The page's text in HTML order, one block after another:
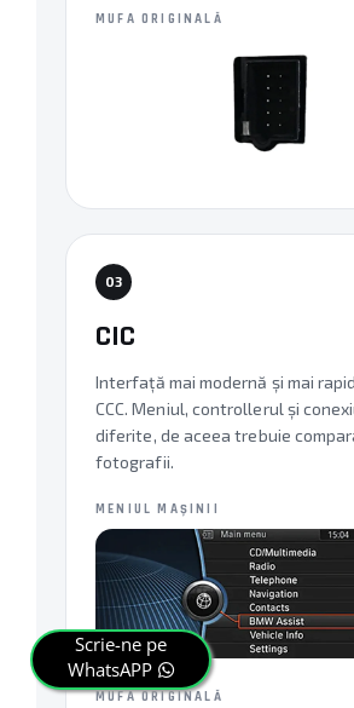
MUFA ORIGINALĂ
03
CIC
Interfață mai modernă și mai
CCC. Meniul, controllerul și
diferite, de aceea trebuie
fotografii.
MENIUL MAȘINII
MUFA ORIGINALĂ
Scrie-ne pe
WhatsAPP